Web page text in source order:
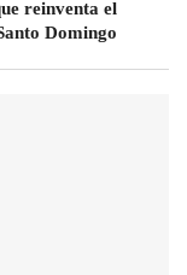
reinventa el
Domingo